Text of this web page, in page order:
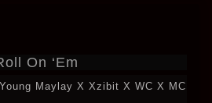
On ‘Em
Maylay X Xzibit X WC X MC